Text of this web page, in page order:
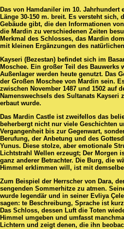
Das von Hamdaniler im 10. Jahrhundert
Länge 30-150 m. breit. Es versteht sich,
Gebäude gibt, die den Informationen
die Mardin zu verschiedenen Zeiten
Merkmal des Schlosses, das Mardin
mit kleinen Ergänzungen des
Kayseri (Bezestan) befindet sich im
Moschee. Ein großer Teil des Bauwerks
Außenlager werden heute genutzt. Das
der Großen Moschee von Mardin sein.
zwischen November 1487 und 1502 auf
Namenswechsels des Sultanats Kayseri
erbaut wurde.
Das Mardin Castle ist zweifellos das
beherbergt nicht nur viele Geschichten
Vergangenheit bis zur Gegenwart,
Berufung, der Anbetung und des
Yunus. Diese stolze, aber emotionale
Lichtstrahl Wellen erzeugt; Der Morgen
ganz anderer Betrachter. Die Burg, die
Himmel erklimmen will, ist mit
Zum Beispiel der Herrscher von Dara,
sengenden Sommerhitze zu atmen.
wurde legendär und in seiner Evliya
sagen: te Beschreibung, Sprache ist
Das Schloss, dessen Luft die Toten
Himmel umgeben und umfasst
Lichtern und zeigt denen, die ihn